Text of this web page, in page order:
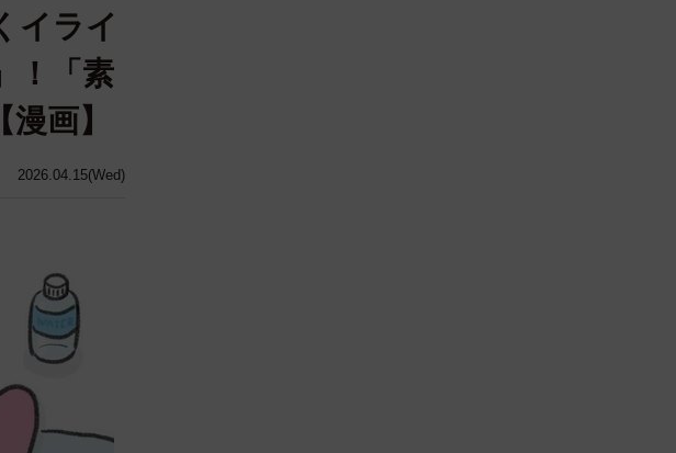
2026.04.15(Wed)
イライ
！「素
画】